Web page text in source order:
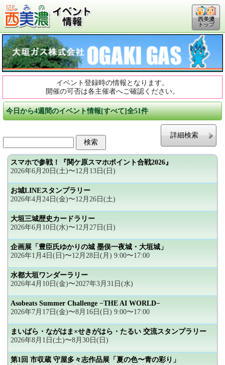
西美濃
トップ
イベント登録時の情報となります。
開催の可否は各主催者へご確認ください。
今日から4週間のイベント情報[すべて]全51件
詳細検索
スマホで参戦！『関ケ原スマホポイント合戦2026』
2026年6月20日(土)〜12月13日(日)
お城LINEスタンプラリー
2026年4月24日(金)〜12月26日(土)
大垣三城歴史カードラリー
2026年6月10日(水)〜12月27日(日)
企画展「豊臣氏ゆかりの城 墨俣一夜城・大垣城」
2026年1月4日(日)〜12月28日(月) 9:00〜17:00
水都大垣ワンダーラリー
2026年4月10日(金)〜2027年3月31日(水)
Asobeats Summer Challenge −THE AI WORLD−
2026年7月17日(金)〜8月16日(日) 9:00〜17:00
まいばら・ながはま×せきがはら・たるい 交流スタンプラリー
2026年8月1日(土)〜8月30日(日)
第1回 市収蔵 守屋多々志作品展「夏の色〜青の彩り」